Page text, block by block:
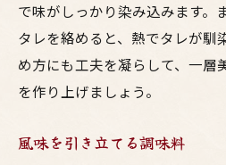
で味がしっかり染み込みます。
タレを絡めると、熱でタレが馴
め方にも工夫を凝らして、一層
を作り上げましょう。
風味を引き立てる調味料